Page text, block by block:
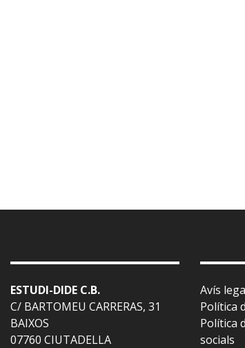
ESTUDI-DIDE C.B.
C/ BARTOMEU CARRERAS, 31
BAIXOS
07760 CIUTADELLA
Avís
Política
Política
socials